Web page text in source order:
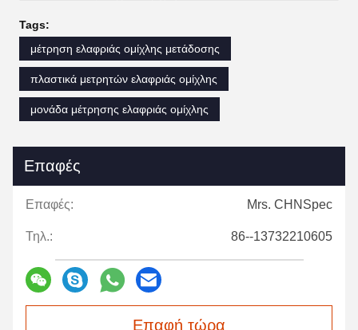
Tags:
μέτρηση ελαφριάς ομίχλης μετάδοσης
πλαστικά μετρητών ελαφριάς ομίχλης
μονάδα μέτρησης ελαφριάς ομίχλης
Επαφές
Επαφές: Mrs. CHNSpec
Τηλ.: 86--13732210605
Επαφή τώρα